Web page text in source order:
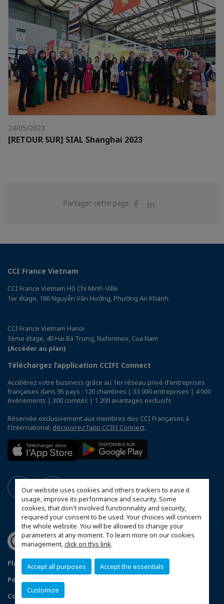
Our website uses cookies and others trackers to ease it
usage, improve its performance and security. Some
cookies, that don't involved functionnality and security,
required your consent to be used. Your choices will concern
the whole website. You will be allowed to change your
parameters at any moment. To learn more on our cookies
management,click on this link.
Accept all purposes Accept the essentials
Customize
24/05/2023
[RETOUR SUR] SIAL Shanghai 2023
Partager cette page
Partager
CCI France Vietnam
CCI France Vietnam Hô Chi Minh-Ville
1er étage, 186 Nguyễn Văn Hưởng, Phường An Khánh
CCI France Vietnam Hanoi
3ème étage, 40 Hai Bà Trưng, Naforimex, Cua Nam
(Accéder au plan)
Téléchargez l’application CCIFI Connect
Accélérez votre business grâce au 1er réseau privé d'entreprises
françaises dans 95 pays : 120 chambres | 33 000 entreprises | 4 000
événements | 300 comités | 1 200 avantages exclusifs
Réservée exclusivement aux membres des CCI Françaises à
l'International, découvrez l'app CCIFI Connect.
Plan du site
Mentions légales
Politique de confidentialité
Configurer vos préférences cookies